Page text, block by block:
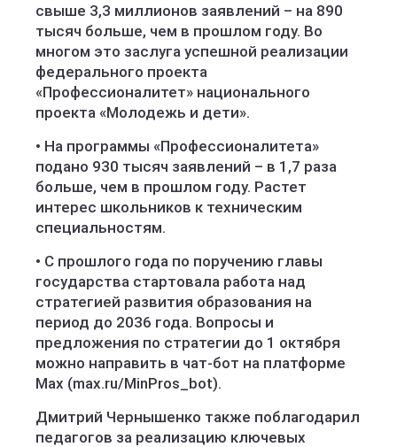
свыше 3,3 миллионов заявлений – на 890
тысяч больше, чем в прошлом году. Во
многом это заслуга успешной реализации
федерального проекта
«Профессионалитет» национального
проекта «Молодежь и дети».
• На программы «Профессионалитета»
подано 930 тысяч заявлений – в 1,7 раза
больше, чем в прошлом году. Растет
интерес школьников к техническим
специальностям.
• С прошлого года по поручению главы
государства стартовала работа над
стратегией развития образования на
период до 2036 года. Вопросы и
предложения по стратегии до 1 октября
можно направить в чат-бот на платформе
Max (max.ru/MinPros_bot).
Дмитрий Чернышенко также поблагодарил
педагогов за реализацию ключевых